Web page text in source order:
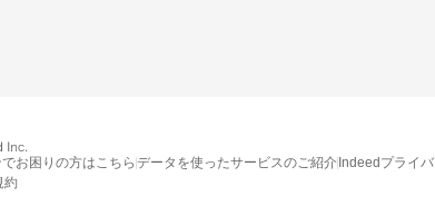
締切：なし
お困りの方はこちら データを使ったサービスのご紹介 Indeedプライ
約